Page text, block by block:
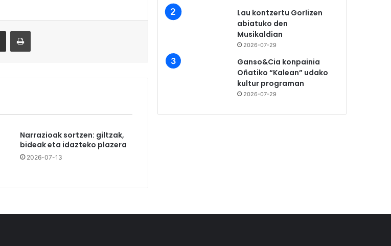
Narrazioak sortzen: giltzak,
bideak eta idazteko plazera
2026-07-13
Lau kontzertu Gorlizen
abiatuko den
Musikaldian
2026-07-29
Ganso&Cia konpainia
Oñatiko “Kalean” udako
kultur programan
2026-07-29